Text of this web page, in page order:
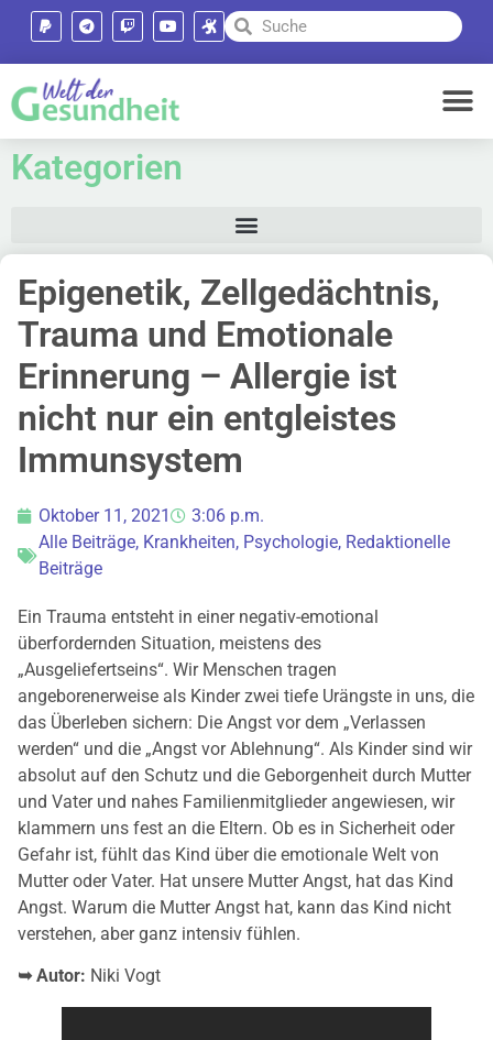
Kategorien
Epigenetik, Zellgedächtnis,
Trauma und Emotionale
Erinnerung – Allergie ist
nicht nur ein entgleistes
Immunsystem
Oktober 11, 2021
3:06 p.m.
Alle Beiträge, Krankheiten, Psychologie, Redaktionelle
Beiträge
Ein Trauma entsteht in einer negativ-emotional
überfordernden Situation, meistens des
„Ausgeliefertseins“. Wir Menschen tragen
angeborenerweise als Kinder zwei tiefe Urängste in uns, die
das Überleben sichern: Die Angst vor dem „Verlassen
werden“ und die „Angst vor Ablehnung“. Als Kinder sind wir
absolut auf den Schutz und die Geborgenheit durch Mutter
und Vater und nahes Familienmitglieder angewiesen, wir
klammern uns fest an die Eltern. Ob es in Sicherheit oder
Gefahr ist, fühlt das Kind über die emotionale Welt von
Mutter oder Vater. Hat unsere Mutter Angst, hat das Kind
Angst. Warum die Mutter Angst hat, kann das Kind nicht
verstehen, aber ganz intensiv fühlen.
➥ Autor: Niki Vogt